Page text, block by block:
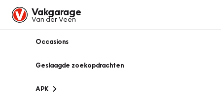
Vakgarage
Van der Veen
Occasions
Geslaagde zoekopdrachten
APK